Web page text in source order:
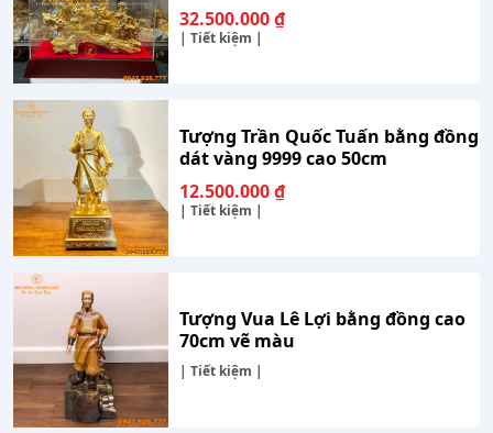
32.500.000₫
| Tiết kiệm |
Tượng Trần Quốc Tuấn bằng đồng
dát vàng 9999 cao 50cm
12.500.000₫
| Tiết kiệm |
Tượng Vua Lê Lợi bằng đồng cao
70cm vẽ màu
| Tiết kiệm |